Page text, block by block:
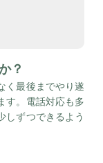
？
く最後までやり遂
す。電話対応も多
しずつできるよう